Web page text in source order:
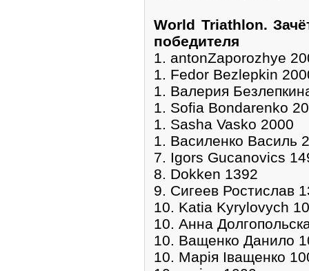
World Triathlon.
победителя
1. antonZaporozhye
1. Fedor Bezlepkin
1. Валерия
1. Sofia Bondarenko
1. Sasha Vasko 2000
1. Василенко Василь
7. Igors Gucanovics
8. Dokken 1392
9. Сигеев Ростислав
10. Katia Kyrylovych
10. Анна
10. Ващенко Данило
10. Марія Іващенко